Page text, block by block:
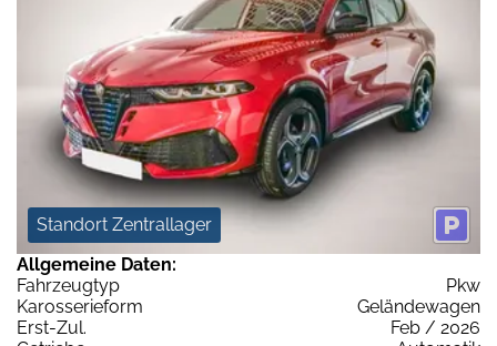
Standort Zentrallager
Allgemeine Daten:
Fahrzeugtyp
Pkw
Karosserieform
Geländewagen
Erst-Zul.
Feb / 2026